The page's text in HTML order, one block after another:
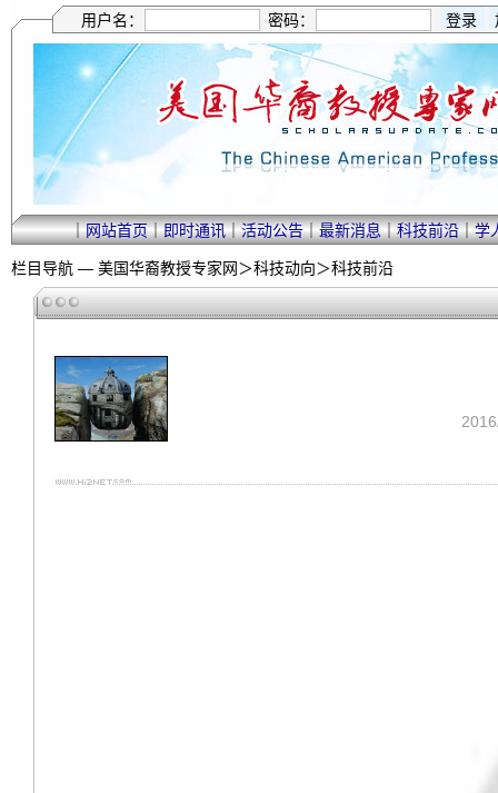
用户名： 密码：
｜网站首页｜即时通讯｜活动公告｜最新消息｜科技前沿｜学
栏目导航 — 美国华裔教授专家网＞科技动向＞科技前沿